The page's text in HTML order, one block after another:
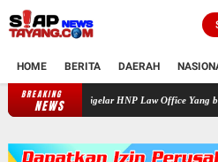
HOME BERITA DAERAH
BREAKING
NEWS
yang Digelar HNP Law Office Yang bekerja